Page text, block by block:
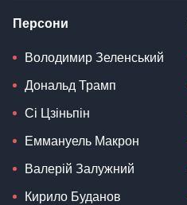
Персони
Володимир Зеленський
Дональд Трамп
Сі Цзіньпін
Еммануель Макрон
Валерій Залужний
Кирило Буданов